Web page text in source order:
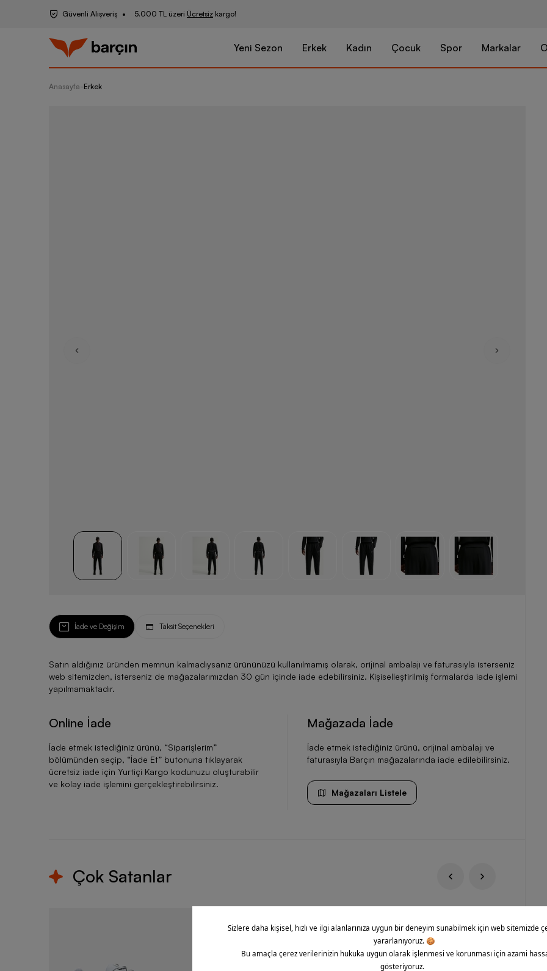
Güvenli Alışveriş 5.000 TL üzeri Ücretsiz kargo!
Yeni Sezon Erkek Kadın Çocuk Spor Markalar
Anasayfa-Erkek
Nike Dri-
İade ve Değişim Taksit Seçenekleri
Satın aldığınız üründen memnun kalmadıysanız ürününüzü kullanılmamış olarak, orijinal ambalajı ve faturasıyla isterseniz
web sitemizden, isterseniz de mağazalarımızdan 30 gün içinde iade edebilirsiniz. Kişiselleştirilmiş formalarda iade işlemi
yapılmamaktadır.
Online İade
İade etmek istediğiniz ürünü, “Siparişlerim”
bölümünden seçip, “İade Et” butonuna tıklayarak
ücretsiz iade için Yurtiçi Kargo kodunuzu oluşturabilir
ve kolay iade işlemini gerçekleştirebilirsiniz.
Mağazada İade
İade etmek istediğiniz ürünü, orijinal ambalajı ve
faturasıyla Barçın mağazalarında iade edilebilirsiniz.
Mağazaları Listele
Çok Satanlar